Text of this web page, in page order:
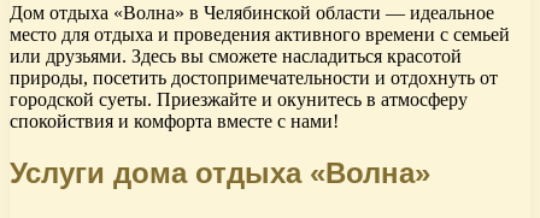
Дом отдыха «Волна» в Челябинской области — идеальное
место для отдыха и проведения активного времени с семьей
или друзьями. Здесь вы сможете насладиться красотой
природы, посетить достопримечательности и отдохнуть от
городской суеты. Приезжайте и окунитесь в атмосферу
спокойствия и комфорта вместе с нами!
Услуги дома отдыха «Волна»